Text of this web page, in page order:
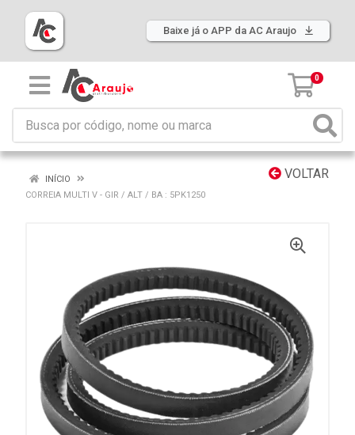
Baixe já o APP da AC Araujo
0
VOLTAR
INÍCIO
CORREIA MULTI V - GIR / ALT / BA : 5PK1250